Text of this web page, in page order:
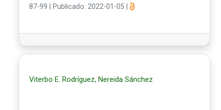
87-99 Publicado: 2022-01-05
Viterbo E. Rodríguez, Nereida Sánchez